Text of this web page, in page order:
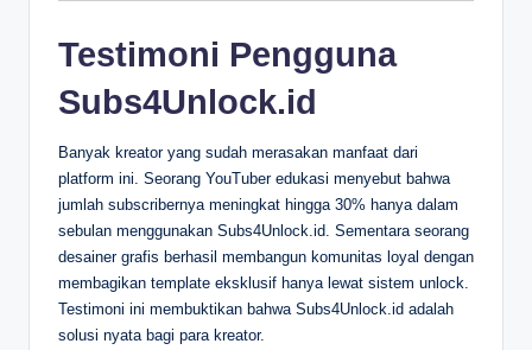
Testimoni Pengguna
Subs4Unlock.id
Banyak kreator yang sudah merasakan manfaat dari
platform ini. Seorang YouTuber edukasi menyebut bahwa
jumlah subscribernya meningkat hingga 30% hanya dalam
sebulan menggunakan Subs4Unlock.id. Sementara seorang
desainer grafis berhasil membangun komunitas loyal dengan
membagikan template eksklusif hanya lewat sistem unlock.
Testimoni ini membuktikan bahwa Subs4Unlock.id adalah
solusi nyata bagi para kreator.